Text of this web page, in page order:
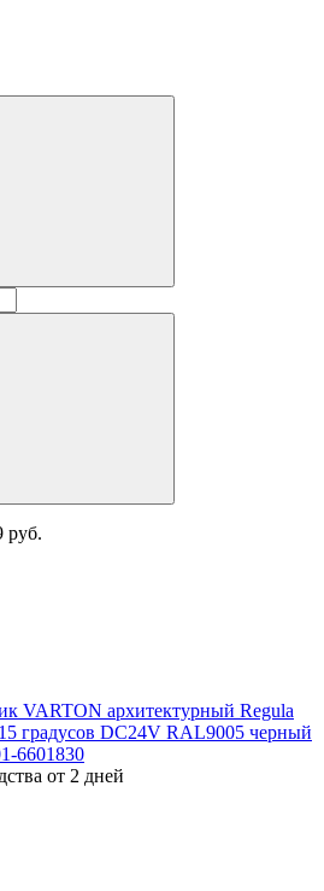
руб.
VARTON архитектурный Regula
градусов DC24V RAL9005 черный
6601830
от 2 дней